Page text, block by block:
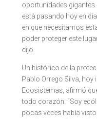
oportunidades
está pasando hoy en
en que necesitamos
poder proteger este
dijo.
Un histórico de la
Pablo Orrego Silva, hoy
Ecosistemas, afirmó
todo corazón. “Soy
pocas veces había